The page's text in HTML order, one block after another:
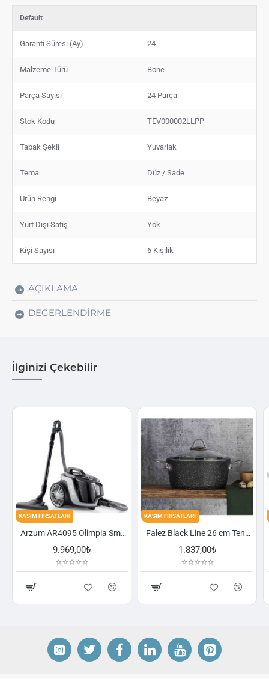
Default
Garanti Süresi (Ay) 24
Malzeme Türü Bone
Parça Sayısı 24 Parça
Stok Kodu TEV000002LLPP
Tabak Şekli Yuvarlak
Tema Düz / Sade
Ürün Rengi Beyaz
Yurt Dışı Satış Yok
Kişi Sayısı 6 Kişilik
AÇIKLAMA
DEĞERLENDIRME
İlginizi Çekebilir
Arzum AR4095 Olimpia Smart Cyclone Filtreli Süpürge - Füme
KASIM FIRSATLARI
Falez Black Line 26 cm Tencere
1.837,00₺
KASIM FIRSATLARI
2.521,00₺